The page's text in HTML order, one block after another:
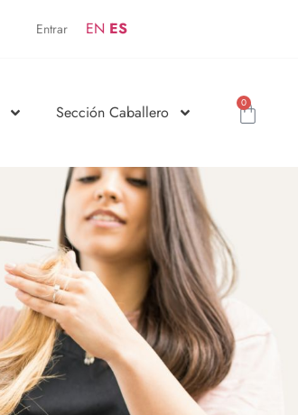
Entrar EN ES
Sección Caballero 0